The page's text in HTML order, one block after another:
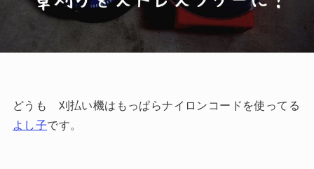
どうも 刈払い機はもっぱらナイロンコードを使ってる
よし子です。